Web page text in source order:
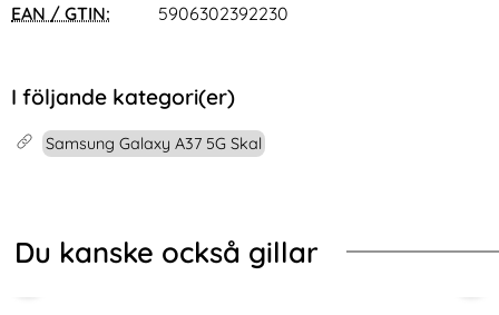
EAN / GTIN:
5906302392230
I följande kategori(er)
Samsung Galaxy A37 5G Skal
Du kanske också gillar